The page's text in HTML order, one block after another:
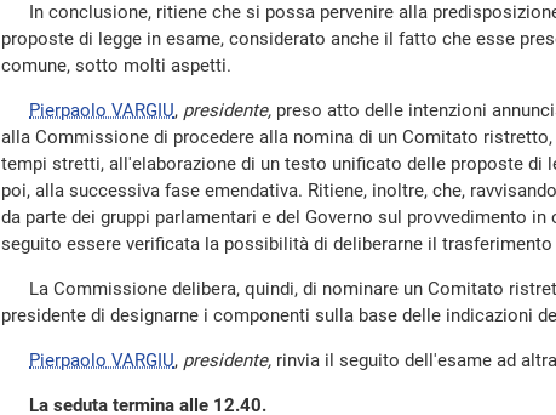
In conclusione, ritiene che si possa pervenire alla
proposte di legge in esame, considerato anche il fatto che esse
comune, sotto molti aspetti.
Pierpaolo VARGIU, presidente, preso atto delle intenzioni
alla Commissione di procedere alla nomina di un Comitato
tempi stretti, all'elaborazione di un testo unificato delle proposte di
poi, alla successiva fase emendativa. Ritiene, inoltre, che,
da parte dei gruppi parlamentari e del Governo sul provvedimento in
seguito essere verificata la possibilità di deliberarne il
La Commissione delibera, quindi, di nominare un Comitato
presidente di designarne i componenti sulla base delle indicazioni
Pierpaolo VARGIU, presidente, rinvia il seguito dell'esame ad
La seduta termina alle 12.40.